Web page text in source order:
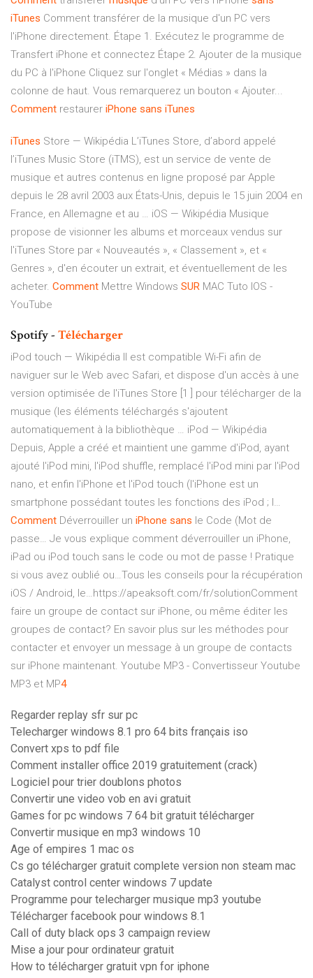
iTunes Comment transférer de la musique d'un PC vers
l'iPhone directement. Étape 1. Exécutez le programme de
Transfert iPhone et connectez Étape 2. Ajouter de la musique
du PC à l'iPhone Cliquez sur l'onglet « Médias » dans la
colonne de haut. Vous remarquerez un bouton « Ajouter...
Comment restaurer iPhone sans iTunes
iTunes Store — Wikipédia L’iTunes Store, d’abord appelé
l’iTunes Music Store (iTMS), est un service de vente de
musique et autres contenus en ligne proposé par Apple
depuis le 28 avril 2003 aux États-Unis, depuis le 15 juin 2004 en
France, en Allemagne et au … iOS — Wikipédia Musique
propose de visionner les albums et morceaux vendus sur
l'iTunes Store par « Nouveautés », « Classement », et «
Genres », d'en écouter un extrait, et éventuellement de les
acheter. Comment Mettre Windows SUR MAC Tuto IOS -
YouTube
Spotify - Télécharger
iPod touch — Wikipédia Il est compatible Wi-Fi afin de
naviguer sur le Web avec Safari, et dispose d'un accès à une
version optimisée de l'iTunes Store [1 ] pour télécharger de la
musique (les éléments téléchargés s'ajoutent
automatiquement à la bibliothèque … iPod — Wikipédia
Depuis, Apple a créé et maintient une gamme d'iPod, ayant
ajouté l'iPod mini, l'iPod shuffle, remplacé l'iPod mini par l'iPod
nano, et enfin l'iPhone et l'iPod touch (l'iPhone est un
smartphone possédant toutes les fonctions des iPod ; l…
Comment Déverrouiller un iPhone sans le Code (Mot de
passe… Je vous explique comment déverrouiller un iPhone,
iPad ou iPod touch sans le code ou mot de passe ! Pratique
si vous avez oublié ou…Tous les conseils pour la récupération
iOS / Android, le…https://apeaksoft.com/fr/solutionComment
faire un groupe de contact sur iPhone, ou même éditer les
groupes de contact? En savoir plus sur les méthodes pour
contacter et envoyer un message à un groupe de contacts
sur iPhone maintenant. Youtube MP3 - Convertisseur Youtube
MP3 et MP4
Regarder replay sfr sur pc
Telecharger windows 8.1 pro 64 bits français iso
Convert xps to pdf file
Comment installer office 2019 gratuitement (crack)
Logiciel pour trier doublons photos
Convertir une video vob en avi gratuit
Games for pc windows 7 64 bit gratuit télécharger
Convertir musique en mp3 windows 10
Age of empires 1 mac os
Cs go télécharger gratuit complete version non steam mac
Catalyst control center windows 7 update
Programme pour telecharger musique mp3 youtube
Télécharger facebook pour windows 8.1
Call of duty black ops 3 campaign review
Mise a jour pour ordinateur gratuit
How to télécharger gratuit vpn for iphone